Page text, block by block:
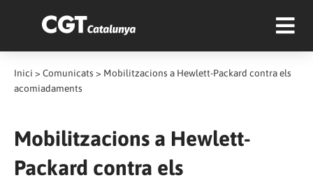
Inici > Comunicats > Mobilitzacions a Hewlett-Packard contra els
acomiadaments
Mobilitzacions a Hewlett-
Packard contra els